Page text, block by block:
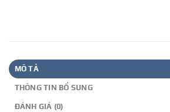
MÔ TẢ
THÔNG TIN BỔ SUNG
ĐÁNH GIÁ (0)